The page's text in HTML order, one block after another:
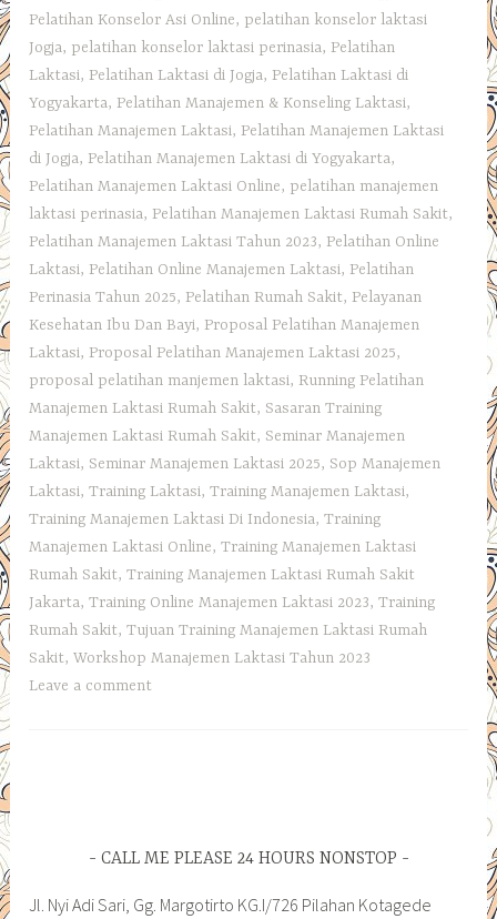
Pelatihan Konselor Asi Online, pelatihan konselor laktasi
Jogja, pelatihan konselor laktasi perinasia, Pelatihan
Laktasi, Pelatihan Laktasi di Jogja, Pelatihan Laktasi di
Yogyakarta, Pelatihan Manajemen & Konseling Laktasi,
Pelatihan Manajemen Laktasi, Pelatihan Manajemen Laktasi
di Jogja, Pelatihan Manajemen Laktasi di Yogyakarta,
Pelatihan Manajemen Laktasi Online, pelatihan manajemen
laktasi perinasia, Pelatihan Manajemen Laktasi Rumah Sakit,
Pelatihan Manajemen Laktasi Tahun 2023, Pelatihan Online
Laktasi, Pelatihan Online Manajemen Laktasi, Pelatihan
Perinasia Tahun 2025, Pelatihan Rumah Sakit, Pelayanan
Kesehatan Ibu Dan Bayi, Proposal Pelatihan Manajemen
Laktasi, Proposal Pelatihan Manajemen Laktasi 2025,
proposal pelatihan manjemen laktasi, Running Pelatihan
Manajemen Laktasi Rumah Sakit, Sasaran Training
Manajemen Laktasi Rumah Sakit, Seminar Manajemen
Laktasi, Seminar Manajemen Laktasi 2025, Sop Manajemen
Laktasi,Training Laktasi,Training Manajemen Laktasi,
Training Manajemen Laktasi Di Indonesia,Training
Manajemen Laktasi Online,Training Manajemen Laktasi
Rumah Sakit,Training Manajemen Laktasi Rumah Sakit
Jakarta,Training Online Manajemen Laktasi 2023,Training
Rumah Sakit,Tujuan Training Manajemen Laktasi Rumah
Sakit,Workshop Manajemen Laktasi Tahun 2023
Leave a comment
CALL ME PLEASE 24 HOURS NONSTOP
Jl. Nyi Adi Sari, Gg. Margotirto KG.I/726 Pilahan Kotagede